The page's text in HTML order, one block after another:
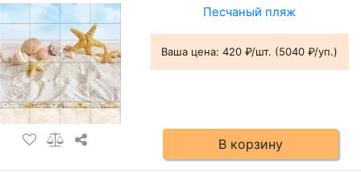
Песчаный пляж
Ваша цена: 420 ₽/шт. (5040 ₽/уп.)
В корзину